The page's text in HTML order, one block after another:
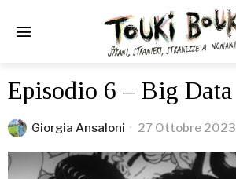
Episodio 6 – Big Data
Giorgia Ansaloni 27 Ottobre 2023